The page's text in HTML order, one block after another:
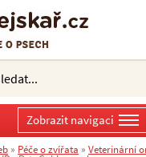
Zobrazit navigaci
» Péče o zvířata » Veterinární